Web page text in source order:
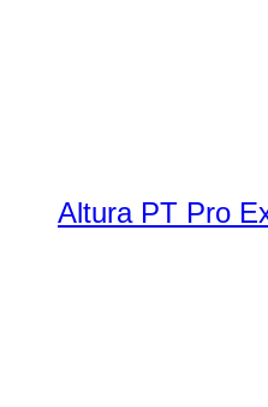
Altura PT Pro